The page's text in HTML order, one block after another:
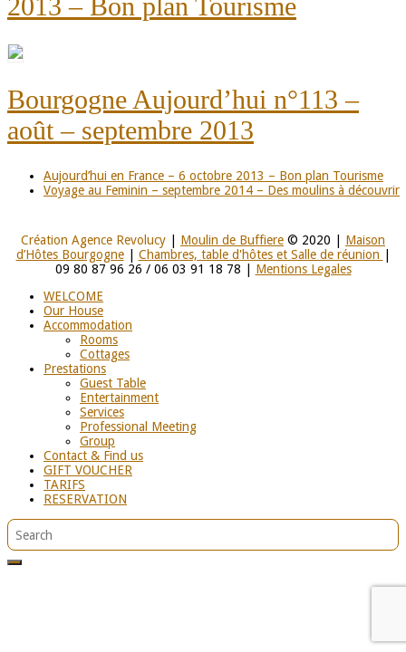
2013 – Bon plan Tourisme
Bourgogne Aujourd’hui n°113 –
août – septembre 2013
Aujourd’hui en France – 6 octobre 2013 – Bon plan Tourisme
Voyage au Feminin – septembre 2014 – Des moulins à découvrir
Création Agence Revolucy Moulin de Buffiere © 2020 | Maison
d’Hôtes Bourgogne| Chambres, table d'hôtes et Salle de réunion
09 80 87 96 26 / 06 03 91 18 78 | Mentions Legales
WELCOME
Our House
Accommodation
Rooms
Cottages
Prestations
Guest Table
Entertainment
Services
Professional Meeting
Group
Contact & Find us
GIFT VOUCHER
TARIFS
RESERVATION